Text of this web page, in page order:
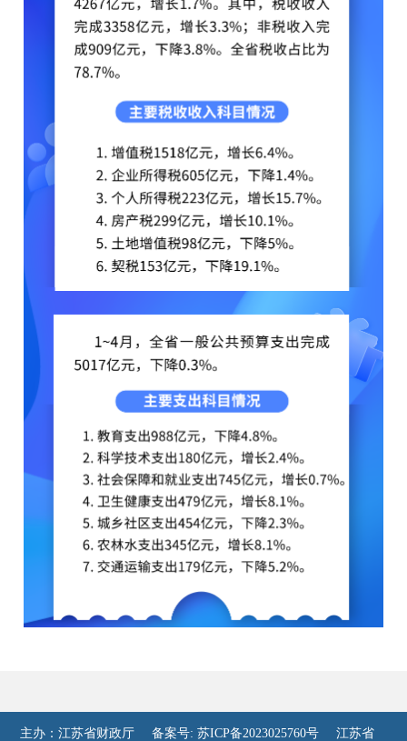
主办：江苏省财政厅 备案号: 苏ICP备2023025760号 江苏省